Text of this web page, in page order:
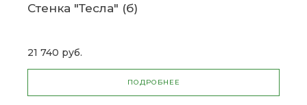
Стенка "Тесла" (б)
21 740 руб.
ПОДРОБНЕЕ